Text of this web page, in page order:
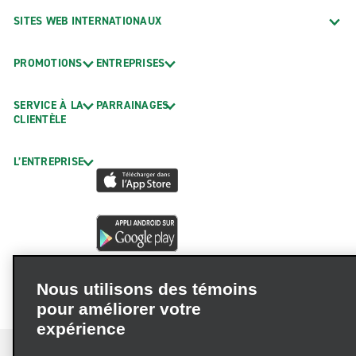
SITES WEB INTERNATIONAUX
PROMOTIONS
SERVICE À LA
CLIENTÈLE
L’ENTREPRISE
ENTREPRISES
PARRAINAGES
Nous utilisons des témoins
pour améliorer votre
expérience